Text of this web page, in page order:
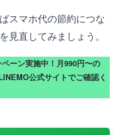
スマホ代の節約につな
見直してみましょう。
ーン実施中！月990円〜の
公式サイトでご確認く